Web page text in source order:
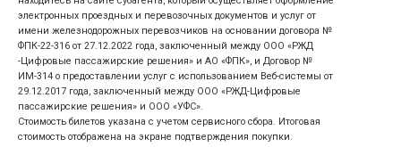
электронных проездных и перевозочных документов и услуг от
имени железнодорожных перевозчиков на основании договора №
ФПК-22-316 от 27.12.2022 года, заключенный между ООО «РЖД
-Цифровые пассажирские решения» и АО «ФПК», и Договор №
ИМ-314 о предоставлении услуг с использованием Веб-системы от
29.12.2017 года, заключенный между ООО «РЖД-Цифровые
пассажирские решения» и ООО «УФС».
Стоимость билетов указана с учетом сервисного сбора. Итоговая
стоимость отображена на экране подтверждения покупки.